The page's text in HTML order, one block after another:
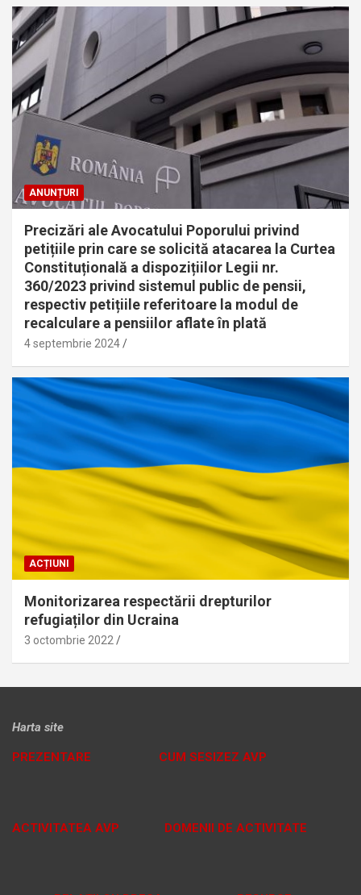
ANUNȚURI
Precizări ale Avocatului Poporului privind
petițiile prin care se solicită atacarea la Curtea
Constituțională a dispozițiilor Legii nr.
360/2023 privind sistemul public de pensii,
respectiv petițiile referitoare la modul de
recalculare a pensiilor aflate în plată
4 septembrie 2024
ACȚIUNI
Monitorizarea respectării drepturilor
refugiaților din Ucraina
3 octombrie 2022
Harta site
PREZENTARE CUM SESIZEZ AVP
ACTIVITATEA AVP DOMENII DE ACTIVITATE